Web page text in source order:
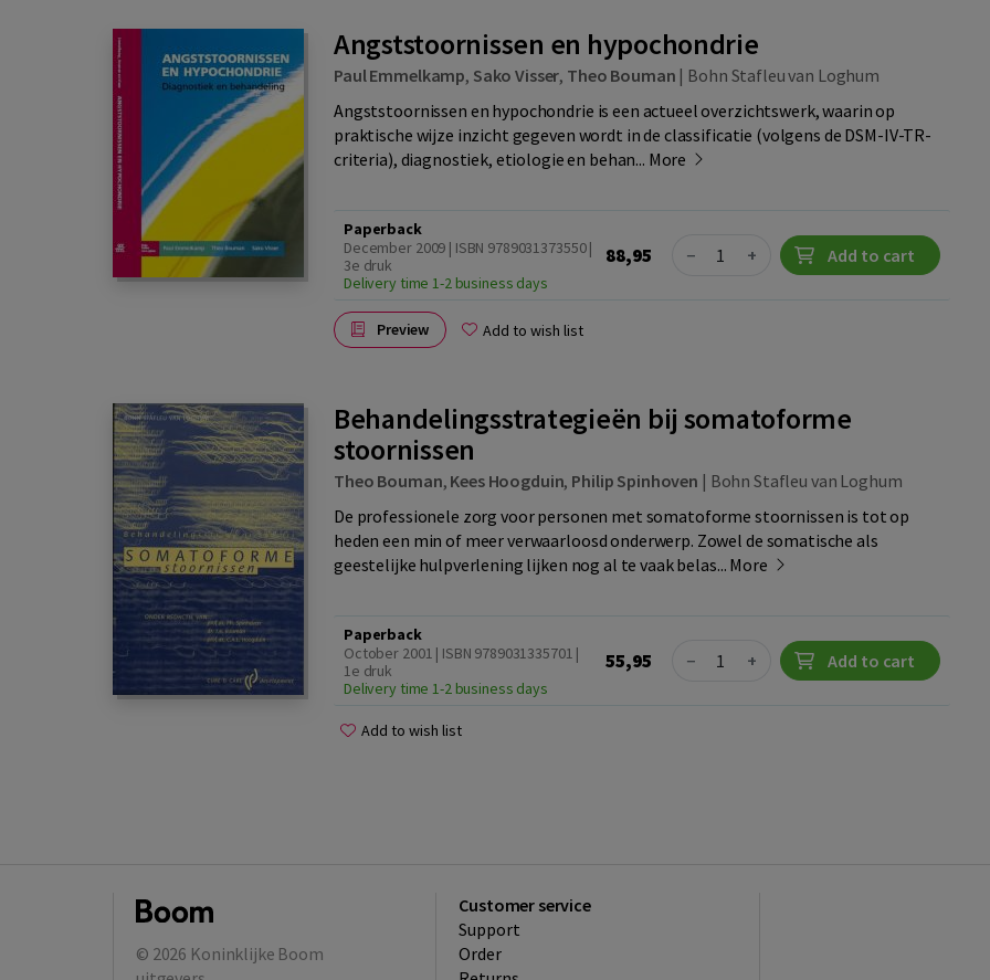
Angststoornissen en hypochondrie
Paul Emmelkamp, Sako Visser, Theo Bouman | Bohn Stafleu van Loghum
Angststoornissen en hypochondrie is een actueel overzichtswerk, waarin op
praktische wijze inzicht gegeven wordt in de classificatie (volgens de DSM-IV-TR-
criteria), diagnostiek, etiologie en behan... More
Paperback
December 2009 | ISBN 9789031373550 |
3e druk
Delivery time 1-2 business days
88,95 Quantity
− + Add to cart
Preview Add to wish list
Behandelingsstrategieën bij somatoforme
stoornissen
Theo Bouman, Kees Hoogduin, Philip Spinhoven | Bohn Stafleu van Loghum
De professionele zorg voor personen met somatoforme stoornissen is tot op
heden een min of meer verwaarloosd onderwerp. Zowel de somatische als
geestelijke hulpverlening lijken nog al te vaak belas... More
Paperback
October 2001 | ISBN 9789031335701 |
1e druk
Delivery time 1-2 business days
55,95 Quantity
− + Add to cart
Add to wish list
© 2026 Koninklijke Boom
Customer service
Support
Order